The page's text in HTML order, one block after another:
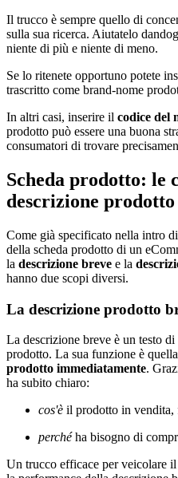
Il trucco è sempre quello di
sulla sua ricerca. Aiutatelo
niente di più e niente di meno.
Se lo ritenete opportuno potete
trascritto come brand-nome
In altri casi, inserire il codice del
prodotto può essere una buona
consumatori di trovare
Scheda prodotto: le
descrizione prodotto
Come già specificato nella intro
della scheda prodotto di un
la descrizione breve e la
hanno due scopi diversi.
La descrizione prodotto
La descrizione breve è un testo
prodotto. La sua funzione è
prodotto immediatamente.
ha subito chiaro:
cos'è il prodotto in vendita,
perchéha bisogno di
Un trucco efficace per veicolare